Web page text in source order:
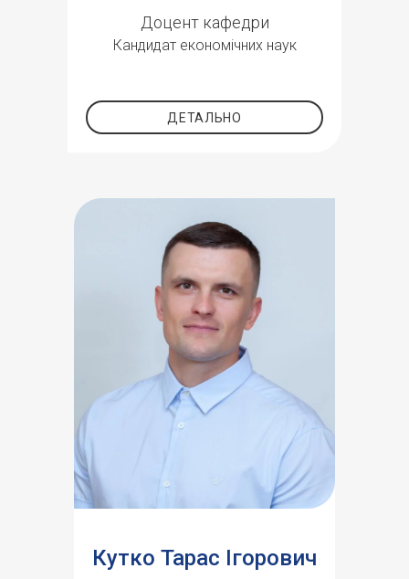
Кутко Тарас Ігорович
Доцент кафедри
Кандидат економічних наук
ДЕТАЛЬНО